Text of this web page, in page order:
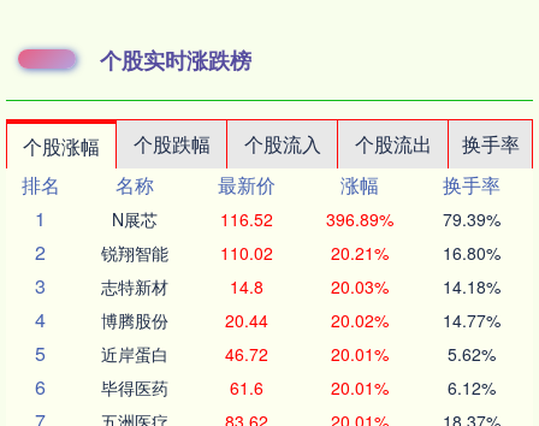
个股实时涨跌榜
个股涨幅 个股跌幅 个股流入 个股流出
换手率
排名
名称 最新价 涨幅
换手率
1
N展芯 116.52 396.89% 79.39%
2 锐翔智能 110.02 20.21% 16.80%
3 志特新材 14.8 20.03% 14.18%
4 博腾股份 20.44 20.02% 14.77%
5 近岸蛋白 46.72 20.01% 5.62%
6 毕得医药 61.6 20.01% 6.12%
五洲医疗 83.62 20.01% 18.37%